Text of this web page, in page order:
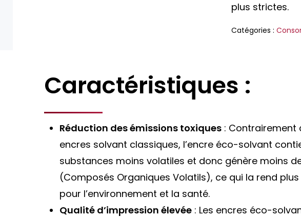
plus strictes.
Catégories :
Caractéristiques :
Réduction des émissions toxiques : Contrairement
encres solvant classiques, l’encre éco-solvant
substances moins volatiles et donc génère moins
(Composés Organiques Volatils), ce qui la rend
pour l’environnement et la santé.
Qualité d’impression élevée : Les encres éco-